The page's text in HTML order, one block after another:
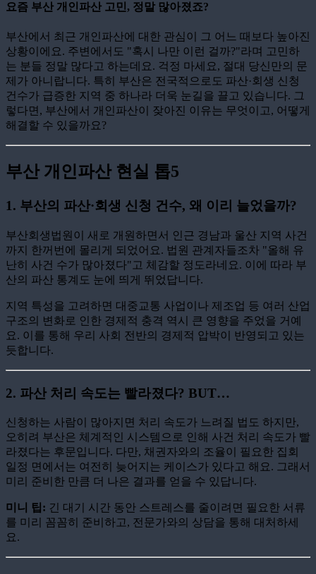
요즘 부산 개인파산 고민, 정말 많아졌죠?
부산에서 최근 개인파산에 대한 관심이 그 어느 때보다 높아진
상황이에요. 주변에서도 "혹시 나만 이런 걸까?"라며 고민하
는 분들 정말 많다고 하는데요. 걱정 마세요, 절대 당신만의 문
제가 아니랍니다. 특히 부산은 전국적으로도 파산·회생 신청
건수가 급증한 지역 중 하나라 더욱 눈길을 끌고 있습니다. 그
렇다면, 부산에서 개인파산이 잦아진 이유는 무엇이고, 어떻게
해결할 수 있을까요?
부산 개인파산 현실 톱5
1. 부산의 파산·회생 신청 건수, 왜 이리 늘었을까?
부산회생법원이 새로 개원하면서 인근 경남과 울산 지역 사건
까지 한꺼번에 몰리게 되었어요. 법원 관계자들조차 "올해 유
난히 사건 수가 많아졌다"고 체감할 정도라네요. 이에 따라 부
산의 파산 통계도 눈에 띄게 뛰었답니다.
지역 특성을 고려하면 대중교통 사업이나 제조업 등 여러 산업
구조의 변화로 인한 경제적 충격 역시 큰 영향을 주었을 거예
요. 이를 통해 우리 사회 전반의 경제적 압박이 반영되고 있는
듯합니다.
2. 파산 처리 속도는 빨라졌다? BUT…
신청하는 사람이 많아지면 처리 속도가 느려질 법도 하지만,
오히려 부산은 체계적인 시스템으로 인해 사건 처리 속도가 빨
라졌다는 후문입니다. 다만, 채권자와의 조율이 필요한 집회
일정 면에서는 여전히 늦어지는 케이스가 있다고 해요. 그래서
미리 준비한 만큼 더 나은 결과를 얻을 수 있답니다.
미니 팁: 긴 대기 시간 동안 스트레스를 줄이려면 필요한 서류
를 미리 꼼꼼히 준비하고, 전문가와의 상담을 통해 대처하세
요.